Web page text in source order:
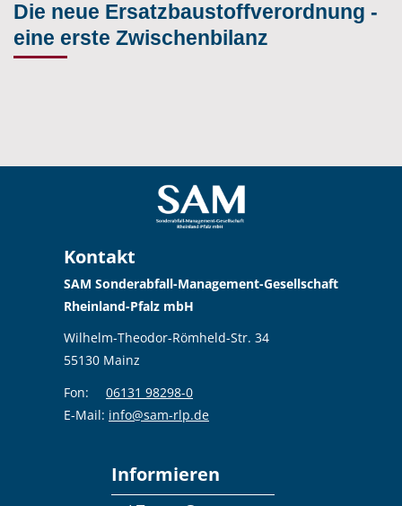
Die neue Ersatzbaustoffverordnung -
eine erste Zwischenbilanz
Kontakt
SAM Sonderabfall-Management-Gesellschaft
Rheinland-Pfalz mbH
Wilhelm-Theodor-Römheld-Str. 34
55130 Mainz
Fon:
06131 98298-0
E-Mail: info@sam-rlp.de
Informieren